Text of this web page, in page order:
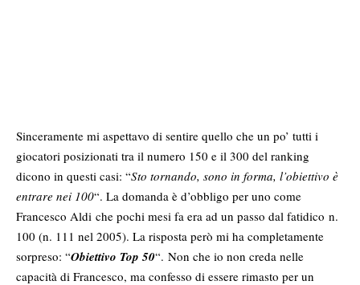
Sinceramente mi aspettavo di sentire quello che un po’ tutti i
giocatori posizionati tra il numero 150 e il 300 del ranking
dicono in questi casi: “Sto tornando, sono in forma, l’obiettivo è
entrare nei 100“. La domanda è d’obbligo per uno come
Francesco Aldi che pochi mesi fa era ad un passo dal fatidico n.
100 (n. 111 nel 2005). La risposta però mi ha completamente
sorpreso: “Obiettivo Top 50“. Non che io non creda nelle
capacità di Francesco, ma confesso di essere rimasto per un